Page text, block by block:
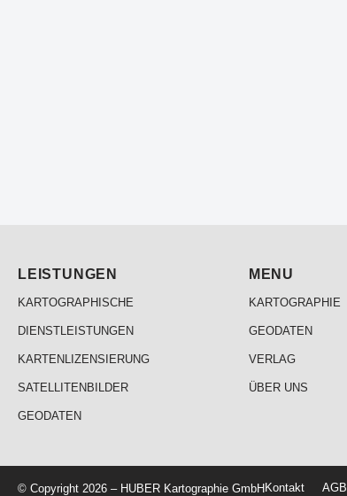
LEISTUNGEN
KARTOGRAPHISCHE
DIENSTLEISTUNGEN
KARTENLIZENSIERUNG
SATELLITENBILDER
GEODATEN
MENU
KARTOGRAPHIE
GEODATEN
VERLAG
ÜBER UNS
© Copyright 2026 – HUBER Kartographie GmbH Kontakt AGB